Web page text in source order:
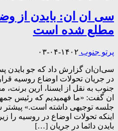
سی ان ان: بایدن از
مطلع شده است
پرتو جنوب ۱۴۰۲-۰۴-۰۳
سی‌ان‌ان گزارش داد که جو بایدن پس
در جریان تحولات اوضاع روسیه
جنوب به نقل از ایسنا، ارین
ان گفت: «ما فهمیدیم که رئیس
جلسه توجیهی داشته است.» پیشتر
اینکه تحولات اوضاع در روسیه را
بایدن دائما در جریان […]